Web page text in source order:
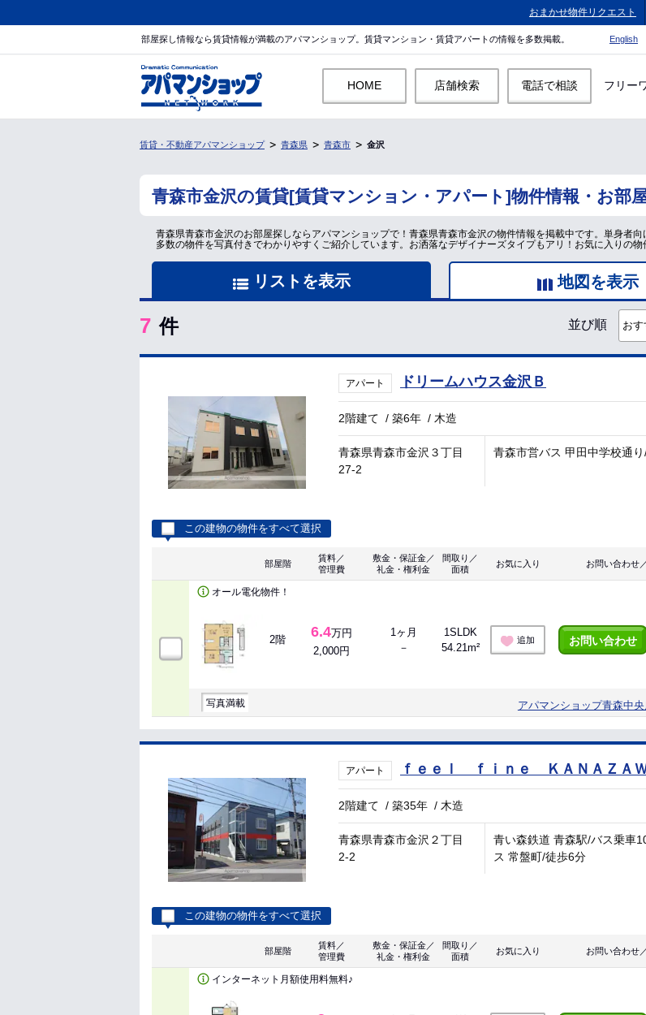
おまかせ物件リクエスト
部屋探し情報なら賃貸情報が満載のアパマンショップ。賃貸マンション・賃貸アパートの情報を多数掲載。 English
HOME 店舗検索 電話で相談 フリー
賃貸・不動産アパマンショップ 青森県 青森市 金沢
青森市金沢の賃貸[賃貸マンション・アパート]物件情報・お部
青森県青森市金沢のお部屋探しならアパマンショップで！青森県青森市金沢の物件情報を掲載中です。単身者
多数の物件を写真付きでわかりやすくご紹介しています。お洒落なデザイナーズタイプもアリ！お気に入りの
リストを表示 地図を表示
7 件 並び順
アパート ドリームハウス金沢Ｂ
2階建て /築6年 / 木造
青森県青森市金沢３丁目
27-2
青森市営バス 甲田中学校通
この建物の物件をすべて選択
部屋階
賃料／
管理費
敷金・保証金／
礼金・権利金
間取り／
面積
お気に入り お問い合わせ
オール電化物件！
2階 6.4万円
2,000円
1ヶ月
－
1SLDK
54.21m²
追加 お問い合わせ
写真満載 アパマンショップ青森中
アパート ｆｅｅｌ ｆｉｎｅ ＫＡＮＡＺＡ
2階建て /築35年 / 木造
青森県青森市金沢２丁目
2-2
青い森鉄道 青森駅/バス乗車
ス 常盤町/徒歩6分
この建物の物件をすべて選択
部屋階
賃料／
管理費
敷金・保証金／
礼金・権利金
間取り／
面積
お気に入り お問い合わせ
インターネット月額使用料無料♪